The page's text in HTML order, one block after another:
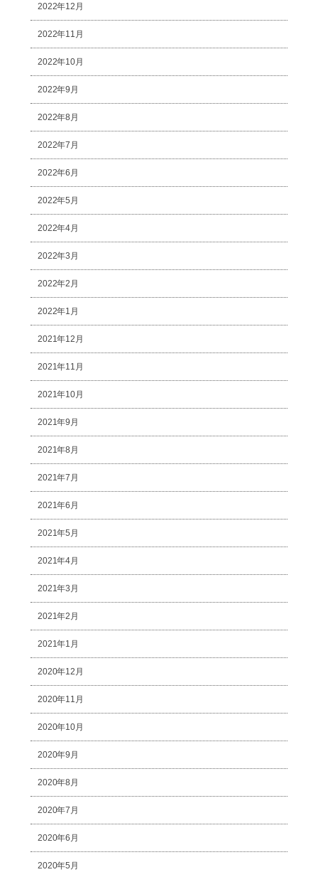
2022年12月
2022年11月
2022年10月
2022年9月
2022年8月
2022年7月
2022年6月
2022年5月
2022年4月
2022年3月
2022年2月
2022年1月
2021年12月
2021年11月
2021年10月
2021年9月
2021年8月
2021年7月
2021年6月
2021年5月
2021年4月
2021年3月
2021年2月
2021年1月
2020年12月
2020年11月
2020年10月
2020年9月
2020年8月
2020年7月
2020年6月
2020年5月